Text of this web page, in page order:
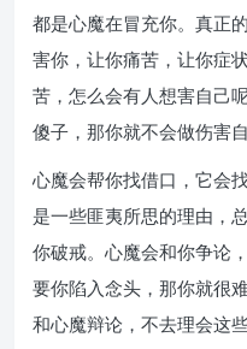
都是心魔在冒充你。真正
害你，让你痛苦，让你症
苦，怎么会有人想害自己
傻子，那你就不会做伤害自
心魔会帮你找借口，它会
是一些匪夷所思的理由，
你破戒。心魔会和你争论
要你陷入念头，那你就很
和心魔辩论，不去理会这